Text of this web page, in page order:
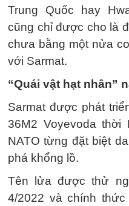
Trung Quốc hay
cũng chỉ được cho là
chưa bằng một nửa
với Sarmat.
“Quái vật hạt nhân”
Sarmat được phát
36M2 Voyevoda
NATO từng đặt biệt
phá khổng lồ.
Tên lửa được thử
4/2022 và chính